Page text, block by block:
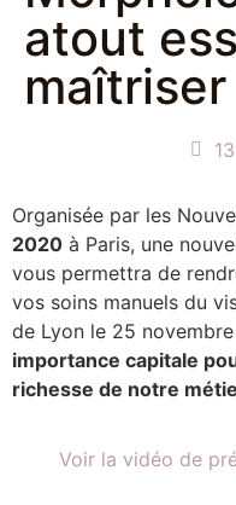
atout
maîtriser
Organisée par les
2020 à Paris, une
vous permettra de
vos soins manuels du
de Lyon le 25
importance capitale
richesse de notre
Voir la vidéo de